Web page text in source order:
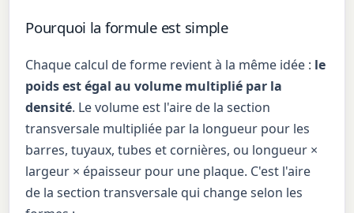
Pourquoi la formule est simple
Chaque calcul de forme revient à la même idée : le
poids est égal au volume multiplié par la
densité. Le volume est l'aire de la section
transversale multipliée par la longueur pour les
barres, tuyaux, tubes et cornières, ou longueur ×
largeur × épaisseur pour une plaque. C'est l'aire
de la section transversale qui change selon les